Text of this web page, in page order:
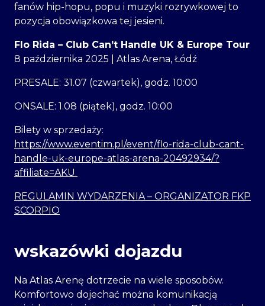
fanów hip-hopu, popu i muzyki rozrywkowej to
pozycja obowiązkowa tej jesieni.
Flo Rida – Club Can’t Handle UK & Europe Tour
8 października 2025 | Atlas Arena, Łódź
PRESALE: 31.07 (czwartek), godz. 10:00
ONSALE: 1.08 (piątek), godz. 10:00
Bilety w sprzedaży:
https://www.eventim.pl/event/flo-rida-club-cant-
handle-uk-europe-atlas-arena-20492934/?
affiliate=AKU
REGULAMIN WYDARZENIA – ORGANIZATOR FKP
SCORPIO
wskazówki dojazdu
Na Atlas Arenę dotrzecie na wiele sposobów.
Komfortowo dojechać można komunikacją